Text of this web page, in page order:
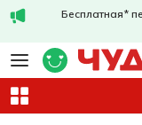
Бесплатная*